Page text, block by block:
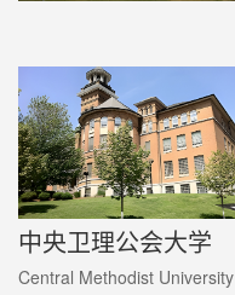
中央卫理公会大学
Central Methodist University